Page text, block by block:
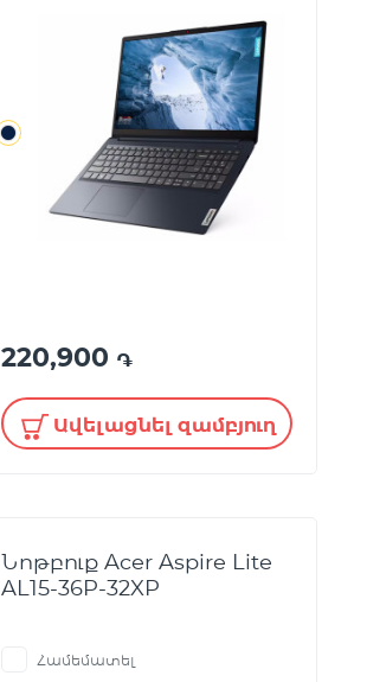
220,900 ֏
Ավելացնել զամբյուղ
Նոթբուք Acer Aspire Lite
AL15-36P-32XP
Համեմատել